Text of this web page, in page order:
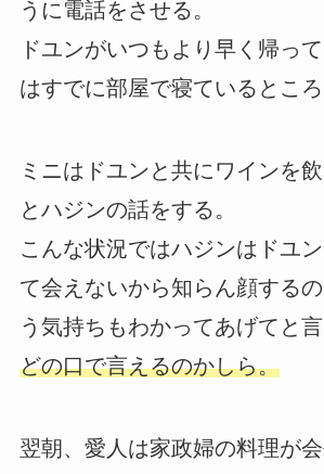
うに電話をさせる。
ドユンがいつもより早く帰っ
はすでに部屋で寝ているところ
ミニはドユンと共にワインを
とハジンの話をする。
こんな状況ではハジンはドユ
て会えないから知らん顔する
う気持ちもわかってあげてと言
どの口で言えるのかしら。
翌朝、愛人は家政婦の料理が